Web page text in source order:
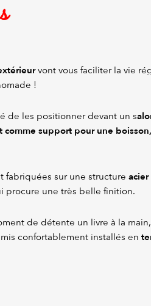
vont vous faciliter la vie
!
de les positionner devant un s
comme support pour une
fabriquées sur une structure
procure une très belle finition.
de détente un livre à la
confortablement installés en